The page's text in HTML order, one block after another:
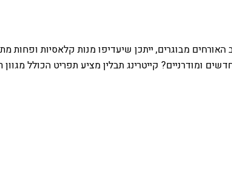
מבוגרים, ייתכן שיעדיפו מנות קלאסיות ופחות
ומודרניים? קייטרינג תבלין מציע תפריט הכולל